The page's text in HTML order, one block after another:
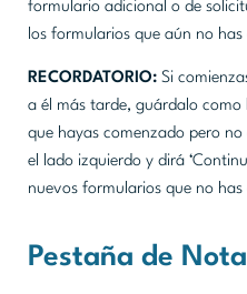
formulario adicional o de
los formularios que aún no
RECORDATORIO: Si
a él más tarde, guárdalo
que hayas comenzado pero
el lado izquierdo y dirá
nuevos formularios que no has
Pestaña de